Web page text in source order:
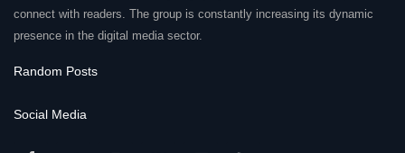
connect with readers. The group is constantly increasing its dynamic
presence in the digital media sector.
Random Posts
Social Media